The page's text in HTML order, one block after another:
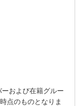
および在籍グルー
点のものとなりま